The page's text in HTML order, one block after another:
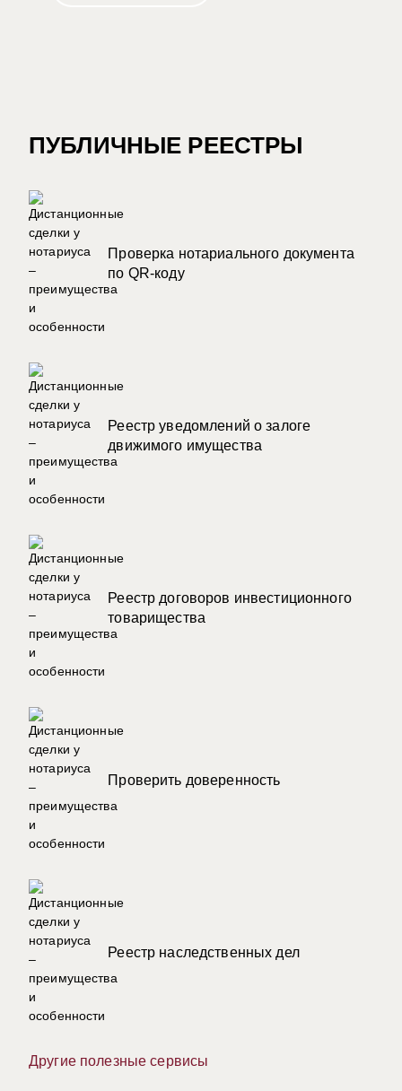
ПУБЛИЧНЫЕ РЕЕСТРЫ
Проверка нотариального документа
по QR-коду
Реестр уведомлений о залоге
движимого имущества
Реестр договоров инвестиционного
товарищества
Проверить доверенность
Реестр наследственных дел
Другие полезные сервисы